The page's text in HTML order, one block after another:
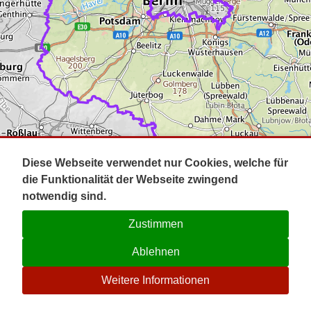
Impressum
Kontakt
☉
Diese Webseite verwendet nur Cookies, welche für
die Funktionalität der Webseite zwingend
notwendig sind.
Zustimmen
Ablehnen
Weitere Informationen